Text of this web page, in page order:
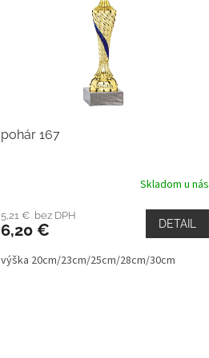
pohár 167
Skladom u nás
5,21 € bez DPH
6,20 € DETAIL
výška 20cm/23cm/25cm/28cm/30cm